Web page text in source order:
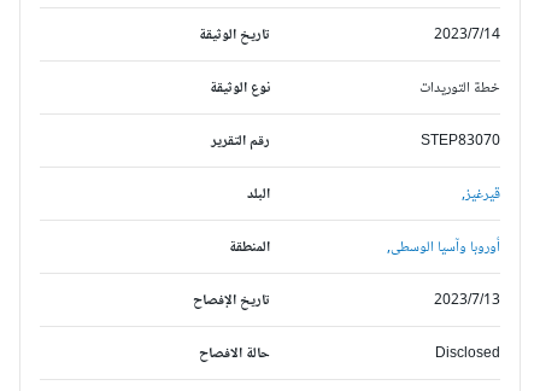
تاريخ الوثيقة 2023/7/14
نوع الوثيقة خطة التوريدات
رقم التقرير STEP83070
البلد قيرغيز,
المنطقة أوروبا وآسيا الوسطى,
تاريخ الإفصاح 2023/7/13
حالة الافصاح Disclosed